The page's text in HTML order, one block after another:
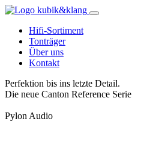
Hifi-Sortiment
Tonträger
Über uns
Kontakt
Perfektion bis ins letzte Detail.
Die neue Canton Reference Serie
Pylon Audio